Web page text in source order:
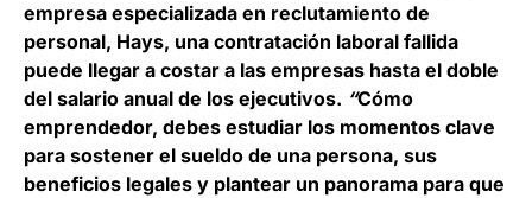
empresa especializada en reclutamiento de
personal, Hays, una contratación laboral fallida
puede llegar a costar a las empresas hasta el doble
del salario anual de los ejecutivos. “Cómo
emprendedor, debes estudiar los momentos clave
para sostener el sueldo de una persona, sus
beneficios legales y plantear un panorama para que